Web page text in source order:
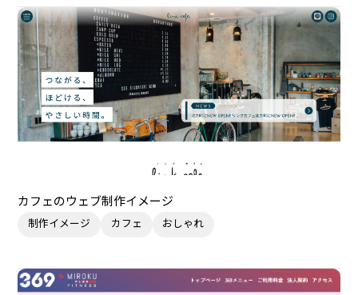
カフェのウェブ制作イメージ
制作イメージ カフェ おしゃれ